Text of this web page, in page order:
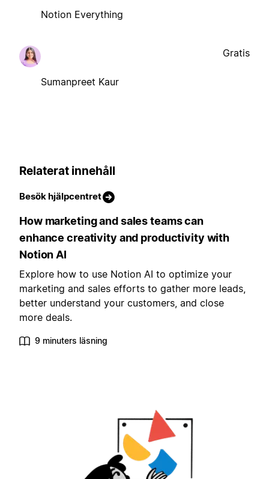
Notion Everything
Sumanpreet Kaur
Gratis
Relaterat innehåll
Besök hjälpcentret
How marketing and sales teams can
enhance creativity and productivity with
Notion AI
Explore how to use Notion AI to optimize your
marketing and sales efforts to gather more leads,
better understand your customers, and close
more deals.
9 minuters läsning